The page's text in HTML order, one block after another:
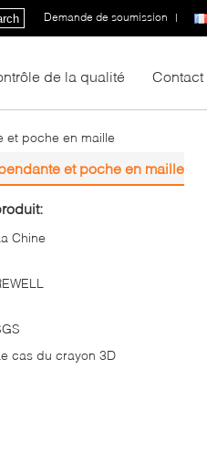
Demande de soumission |
de la qualité Contact
et poche en maille
et poche en maille
Chine
cas du crayon 3D